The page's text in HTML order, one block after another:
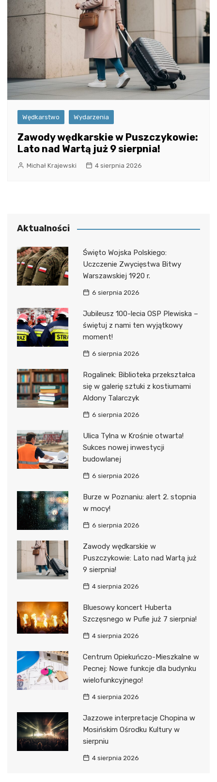
Wędkarstwo Wydarzenia
Zawody wędkarskie w Puszczykowie:
Lato nad Wartą już 9 sierpnia!
Michał Krajewski 4 sierpnia 2026
Aktualności
Święto Wojska Polskiego:
Uczczenie Zwycięstwa Bitwy
Warszawskiej 1920 r.
6 sierpnia 2026
Jubileusz 100-lecia OSP Plewiska –
świętuj z nami ten wyjątkowy
moment!
6 sierpnia 2026
Rogalinek: Biblioteka przekształca
się w galerię sztuki z kostiumami
Aldony Talarczyk
6 sierpnia 2026
Ulica Tylna w Krośnie otwarta!
Sukces nowej inwestycji
budowlanej
6 sierpnia 2026
Burze w Poznaniu: alert 2. stopnia
w mocy!
6 sierpnia 2026
Zawody wędkarskie w
Puszczykowie: Lato nad Wartą już
9 sierpnia!
4 sierpnia 2026
Bluesowy koncert Huberta
Szczęsnego w Pufie już 7 sierpnia!
4 sierpnia 2026
Centrum Opiekuńczo-Mieszkalne w
Pecnej: Nowe funkcje dla budynku
wielofunkcyjnego!
4 sierpnia 2026
Jazzowe interpretacje Chopina w
Mosińskim Ośrodku Kultury w
sierpniu
4 sierpnia 2026